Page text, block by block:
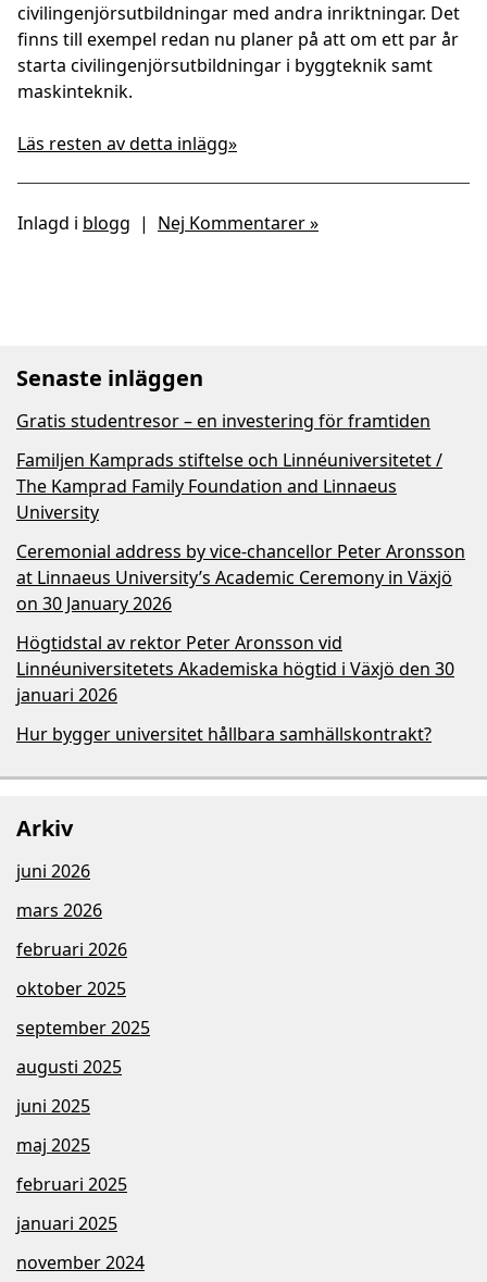
civilingenjörsutbildningar med andra inriktningar. Det
finns till exempel redan nu planer på att om ett par år
starta civilingenjörsutbildningar i byggteknik samt
maskinteknik.
Läs resten av detta inlägg»
Inlagd i blogg | Nej Kommentarer »
Senaste inläggen
Gratis studentresor – en investering för framtiden
Familjen Kamprads stiftelse och Linnéuniversitetet /
The Kamprad Family Foundation and Linnaeus
University
Ceremonial address by vice-chancellor Peter Aronsson
at Linnaeus University’s Academic Ceremony in Växjö
on 30 January 2026
Högtidstal av rektor Peter Aronsson vid
Linnéuniversitetets Akademiska högtid i Växjö den 30
januari 2026
Hur bygger universitet hållbara samhällskontrakt?
Arkiv
juni 2026
mars 2026
februari 2026
oktober 2025
september 2025
augusti 2025
juni 2025
maj 2025
februari 2025
januari 2025
november 2024